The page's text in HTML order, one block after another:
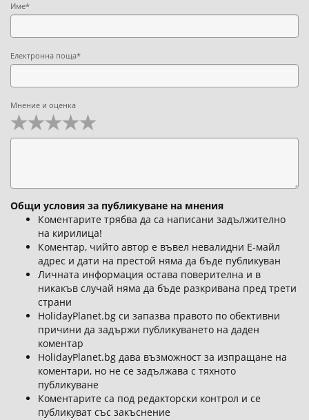
Име*
Електронна поща*
Мнение и оценка
Общи условия за публикуване на мнения
Коментарите трябва да са написани задължително
на кирилица!
Коментар, чийто автор е въвел невалидни Е-майл
адрес и дати на престой няма да бъде публикуван
Личната информация остава поверителна и в
никакъв случай няма да бъде разкривана пред трети
страни
HolidayPlanet.bg си запазва правото по обективни
причини да задържи публикуването на даден
коментар
HolidayPlanet.bg дава възможност за изпращане на
коментари, но не се задължава с тяхното
публикуване
Коментарите са под редакторски контрол и се
публикуват със закъснение